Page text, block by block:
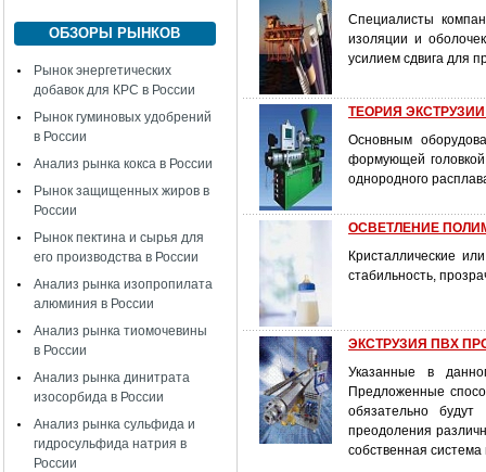
ОБЗОРЫ РЫНКОВ
Рынок энергетических
добавок для КРС в России
Рынок гуминовых удобрений
в России
Анализ рынка кокса в России
Рынок защищенных жиров в
России
Рынок пектина и сырья для
его производства в России
Анализ рынка изопропилата
алюминия в России
Анализ рынка тиомочевины
в России
Анализ рынка динитрата
изосорбида в России
Анализ рынка сульфида и
гидросульфида натрия в
России
Специалисты
изоляции и
усилием сдвига для
ТЕОРИЯ ЭКСТРУЗИИ:
Основным
формующей
однородного
ОСВЕТЛЕНИЕ
Кристаллические
стабильность,
ЭКСТРУЗИЯ ПВХ
Указанные в
Предложенные
обязательно
преодоления
собственная